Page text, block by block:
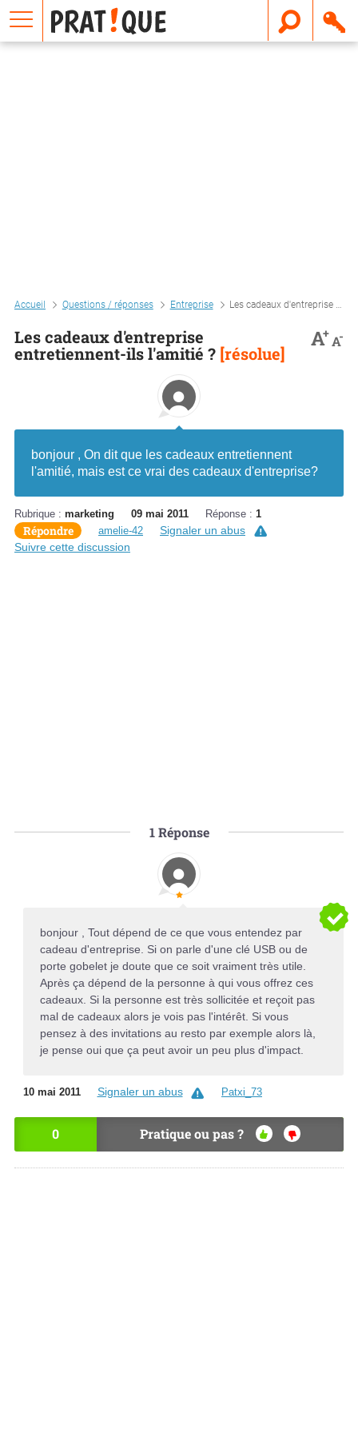
Accueil Questions / réponses Entreprise Les cadeaux d'entreprise entretiennent-ils l'amitié ?
Les cadeaux d'entreprise
entretiennent-ils l'amitié ? [résolue]
A+A-
bonjour , On dit que les cadeaux entretiennent
l'amitié, mais est ce vrai des cadeaux d'entreprise?
Rubrique : marketing 09 mai 2011 Réponse : 1
Répondre amelie-42
Signaler un abus
Suivre cette discussion
1Réponse
bonjour , Tout dépend de ce que vous entendez par
cadeau d'entreprise. Si on parle d'une clé USB ou de
porte gobelet je doute que ce soit vraiment très utile.
Après ça dépend de la personne à qui vous offrez ces
cadeaux. Si la personne est très sollicitée et reçoit pas
mal de cadeaux alors je vois pas l'intérêt. Si vous
pensez à des invitations au resto par exemple alors là,
je pense oui que ça peut avoir un peu plus d'impact.
10 mai 2011 Signaler un abus Patxi_73
0 Pratique ou pas ?
OU
I
NO
E
m
a